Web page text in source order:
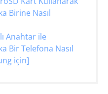
Birine Nasıl
Anahtar ile
Bir Telefona Nasıl
için]